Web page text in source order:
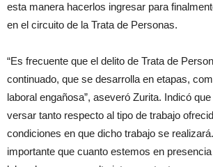
esta manera hacerlos ingresar para
en el circuito de la Trata de Personas.
“Es frecuente que el delito de Trata de
continuado, que se desarrolla en etapas,
laboral engañosa”, aseveró Zurita. Indicó
versar tanto respecto al tipo de trabajo
condiciones en que dicho trabajo se
importante que cuanto estemos en